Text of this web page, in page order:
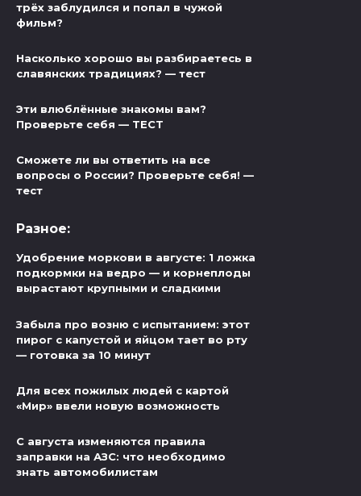
трёх заблудился и попал в чужой
фильм?
Насколько хорошо вы разбираетесь в
славянских традициях? — тест
Эти влюблённые знакомы вам?
Проверьте себя — ТЕСТ
Сможете ли вы ответить на все
вопросы о России? Проверьте себя! —
тест
Разное:
Удобрение моркови в августе: 1 ложка
подкормки на ведро — и корнеплоды
вырастают крупными и сладкими
Забыла про возню с испытанием: этот
пирог с капустой и яйцом тает во рту
— готовка за 10 минут
Для всех пожилых людей с картой
«Мир» ввели новую возможность
С августа изменяются правила
заправки на АЗС: что необходимо
знать автомобилистам